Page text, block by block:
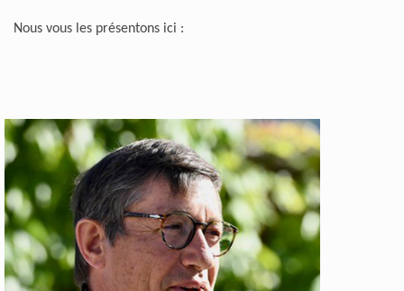
Nous vous les présentons ici :